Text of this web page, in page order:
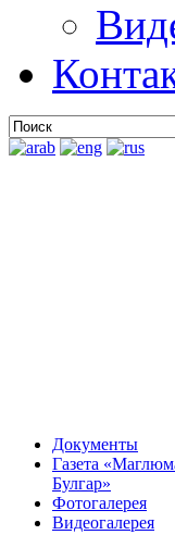
Документы
Газета
Булгар»
Фотогалерея
Видеогалерея